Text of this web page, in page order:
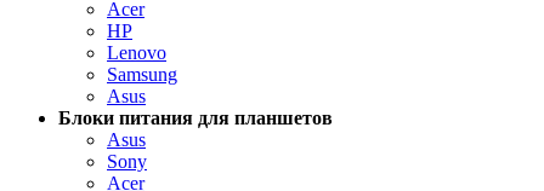
Acer
HP
Lenovo
Samsung
Asus
Блоки питания для планшетов
Asus
Sony
Acer